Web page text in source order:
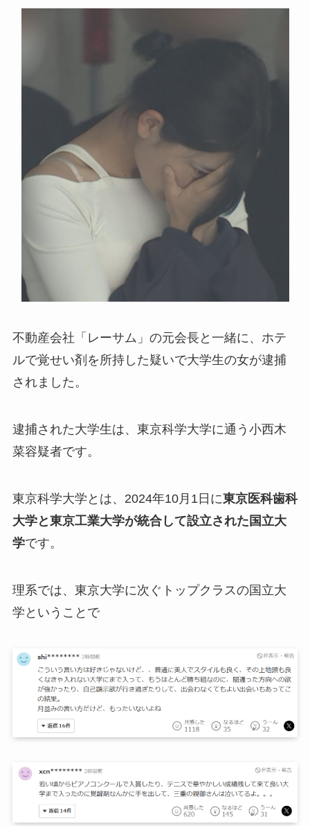
不動産会社「レーサム」の元会長と一緒に、ホテ
ルで覚せい剤を所持した疑いで大学生の女が逮捕
されました。
逮捕された大学生は、東京科学大学に通う小西木
菜容疑者です。
東京科学大学とは、2024年10月1日に東京医科歯科
大学と東京工業大学が統合して設立された国立大
学です。
理系では、東京大学に次ぐトップクラスの国立大
学ということで